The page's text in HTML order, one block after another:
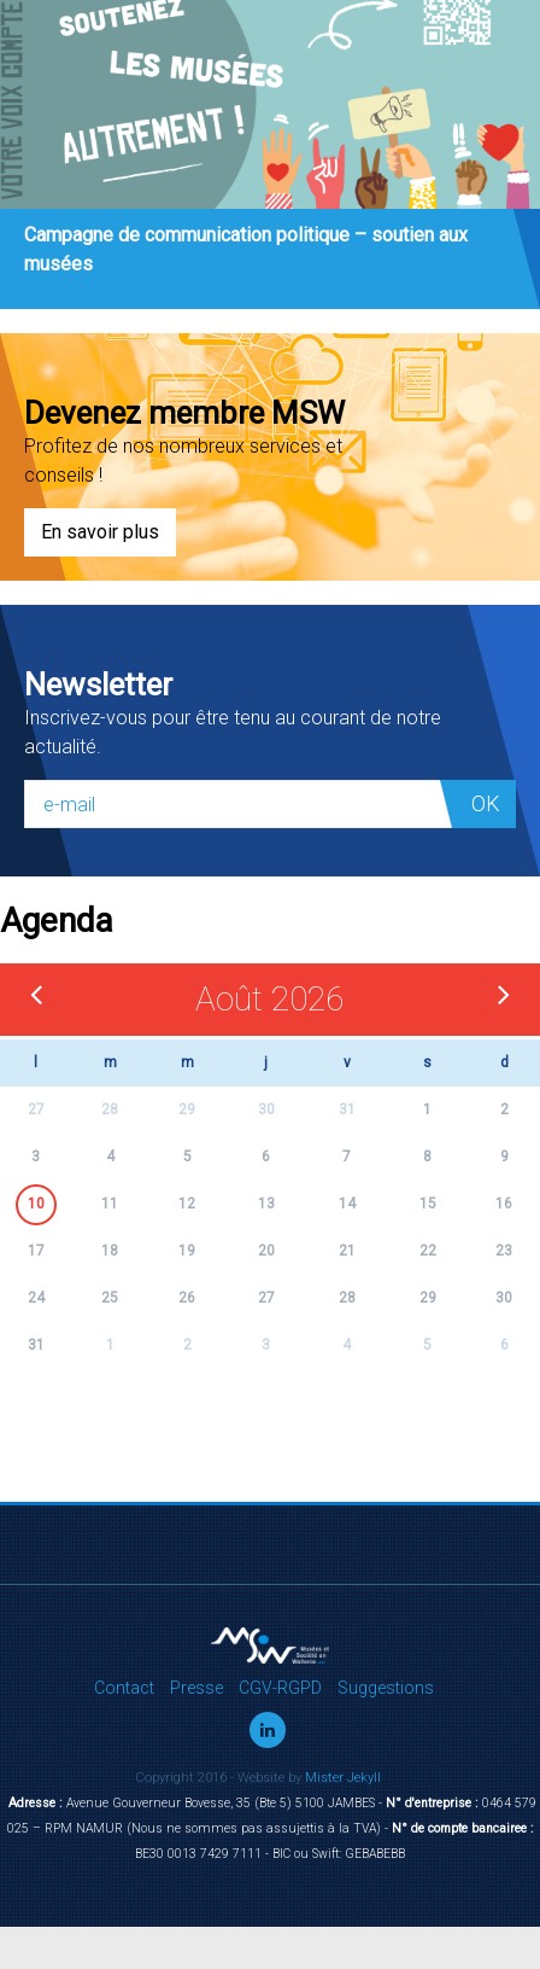
Campagne de communication politique – soutien aux
musées
Devenez membre MSW
Profitez de nos nombreux services et
conseils !
En savoir plus
Newsletter
Inscrivez-vous pour être tenu au courant de notre
actualité.
OK
Agenda
Août 2026
m m j v s d
27 28 29 30 31 1 2
3 4 5 6 7 8 9
10 11 12 13 14 15 16
17 18 19 20 21 22 23
24 25 26 27 28 29 30
31 1 2 3 4 5 6
Contact Presse CGV-RGPD Suggestions
Copyright 2016 - Website byMister Jekyll
Adresse :Avenue Gouverneur Bovesse, 35 (Bte 5) 5100 JAMBES -N° d'entreprise :0464 579
025 – RPM NAMUR (Nous ne sommes pas assujettis à la TVA) -N° de compte bancairee :
BE30 0013 7429 7111 - BIC ou Swift: GEBABEBB